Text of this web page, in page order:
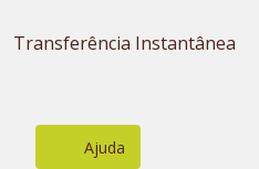
Ajuda
Transferência Instantânea